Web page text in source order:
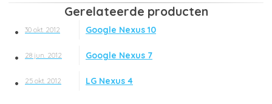
Gerelateerde producten
30 okt. 2012 Google Nexus 10
28 jun. 2012 Google Nexus 7
25 okt. 2012 LG Nexus 4